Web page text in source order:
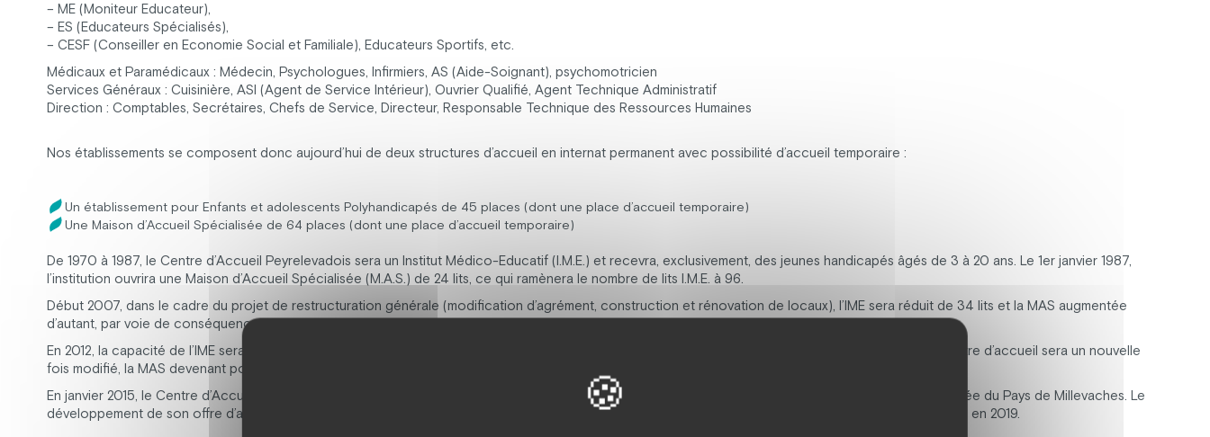
– ME (Moniteur Educateur),
– ES (Educateurs Spécialisés),
– CESF (Conseiller en Economie Social et Familiale), Educateurs Sportifs, etc.
Médicaux et Paramédicaux : Médecin, Psychologues, Infirmiers, AS (Aide-Soignant), psychomotricien
Services Généraux : Cuisinière, ASI (Agent de Service Intérieur), Ouvrier Qualifié, Agent Technique Administratif
Direction : Comptables, Secrétaires, Chefs de Service, Directeur, Responsable Technique des Ressources Humaines
Nos établissements se composent donc aujourd’hui de deux structures d’accueil en internat permanent avec possibilité d’accueil temporaire :
Un établissement pour Enfants et adolescents Polyhandicapés de 45 places (dont une place d’accueil temporaire)
Une Maison d’Accueil Spécialisée de 64 places (dont une place d’accueil temporaire)
De 1970 à 1987, le Centre d’Accueil Peyrelevadois sera un Institut Médico-Educatif (I.M.E.) et recevra, exclusivement, des jeunes handicapés âgés de 3 à 20 ans. Le 1er janvier 1987,
l’institution ouvrira une Maison d’Accueil Spécialisée (M.A.S.) de 24 lits, ce qui ramènera le nombre de lits I.M.E. à 96.
Début 2007, dans le cadre du projet de restructuration générale (modification d’agrément, construction et rénovation de locaux), l’IME sera réduit de 34 lits et la MAS augmentée
d’autant, par voie de conséquence. Une nouvelle unité d’accueil sera ouverte en janvier 2007: La résidence du Lac.
En 2012, la capacité de l’IME sera réduite de deux places en accueil permanent et s’ouvrira à l’accueil temporaire. Le 7 Octobre 2013, l’agrément du Centre d’accueil sera un nouvelle
fois modifié, la MAS devenant pour la première fois majoritaire dans l’histoire de l’établissement.
En janvier 2015, le Centre d’Accueil change de nom. Il devient Etablissement pour Enfants et Adolescents Polyhandicapés et Maison d’Accueil Spécialisée du Pays de Millevaches. Le
développement de son offre d’accompagnement et de soins notamment auprès des personnes Autistes entraine une réduction de capacités de l’EEAP en 2019.